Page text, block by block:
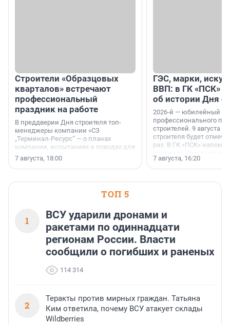
Строители «Образцовых
кварталов» встречают
профессиональный
праздник на работе
В преддверии Дня строителя топ-
менеджеры компании «СЗ
„Терминал-Ресурс“ — о планах
компании, испытаниях и поводах для
осторожного оптимизма.
7 августа, 18:00
ГЭС, марки,
ВВП: в ГК «ПСК»
об истории Дня
2026-й — юбилейный
профессионального
строителей. 9 августа
строителя будет
раз. В ГК «ПСК»
поменялась роль
7 августа, 16:20
ТОП 5
1
ВСУ ударили дронами и
ракетами по одиннадцати
регионам России. Власти
сообщили о погибших и раненых
114 314
2
Теракты против мирных граждан. Татьяна
Ким ответила, почему ВСУ атакует склады
Wildberries